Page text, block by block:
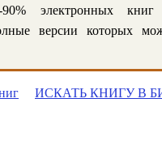
электронных книг
версии которых
ИСКАТЬ КНИГУ В